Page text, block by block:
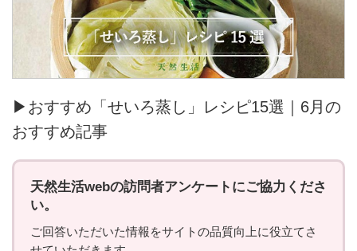
▶おすすめ「せいろ蒸し」レシピ15選｜6月の
おすすめ記事